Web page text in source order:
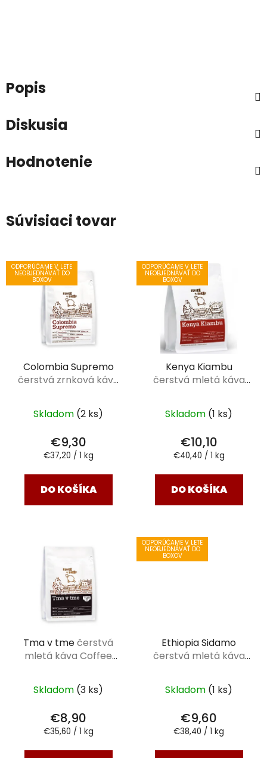
Popis
Diskusia
Hodnotenie
Súvisiaci tovar
ODPORÚČAME V LETE
NEOBJEDNÁVAŤ DO
BOXOV
Colombia Supremo
čerstvá zrnková káva
Skladom (2 ks)
€9,30
Jednotková
€37,20 / 1 kg
DO KOŠÍKA
ODPORÚČAME V LETE
NEOBJEDNÁVAŤ DO
BOXOV
Kenya Kiambu
čerstvá mletá káva
Skladom (1 ks)
€10,10
Jednotková
€40,40 / 1 kg
DO KOŠÍKA
Tma v tmečerstvá
mletá káva Coffee
Skladom (3 ks)
€8,90
Jednotková
€35,60 / 1 kg
ODPORÚČAME V LETE
NEOBJEDNÁVAŤ DO
BOXOV
Ethiopia Sidamo
čerstvá mletá káva
Skladom (1 ks)
€9,60
Jednotková
€38,40 / 1 kg